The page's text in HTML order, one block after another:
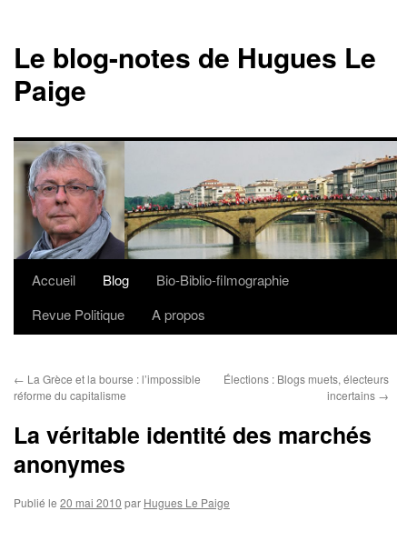
Le blog-notes de Hugues Le
Paige
Aller
Accueil Blog
Bio-Biblio-filmographie
Revue Politique
A propos
← La Grèce et la bourse : l’impossible
réforme du capitalisme
Élections : Blogs muets, électeurs
incertains →
La véritable identité des marchés
anonymes
Publié le 20 mai 2010 par Hugues Le Paige